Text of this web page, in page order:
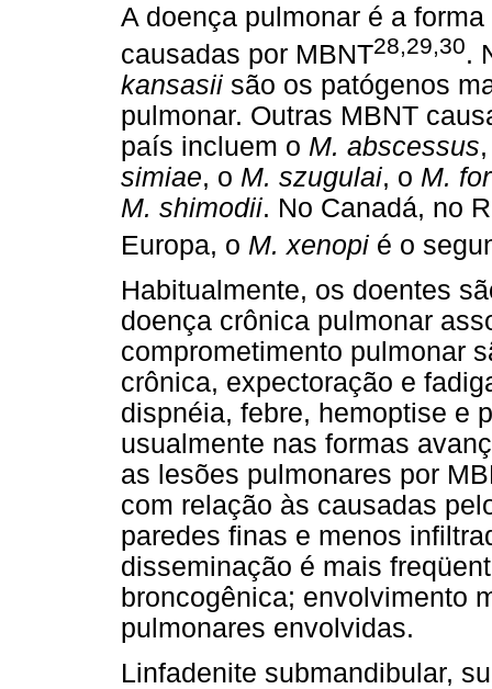
A doença pulmonar é a
causadas por MBNT28,29,30.
kansasii são os patógenos
pulmonar. Outras MBNT
país incluem o M. abscessus
simiae, o M. szugulai, o M.
M. shimodii. No Canadá, no
Europa, o M. xenopi é o
Habitualmente, os doentes
doença crônica pulmonar
comprometimento pulmonar
crônica, expectoração e
dispnéia, febre, hemoptise e
usualmente nas formas
as lesões pulmonares por
com relação às causadas
paredes finas e menos
disseminação é mais
broncogênica; envolvimento
pulmonares envolvidas.
Linfadenite submandibular,